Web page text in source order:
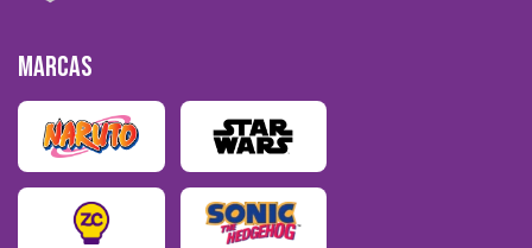
MARCAS